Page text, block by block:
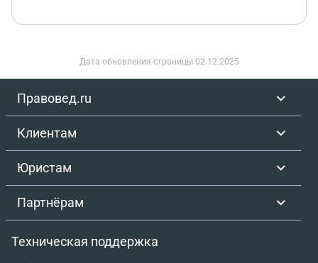
Дата обновления страницы 02.12.2025
Правовед.ru
Клиентам
Юристам
Партнёрам
Техническая поддержка